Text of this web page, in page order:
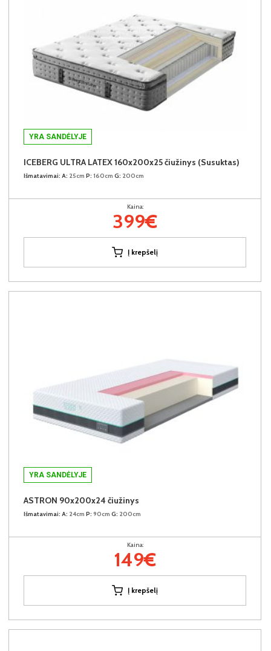
YRA SANDĖLYJE
ICEBERG ULTRA LATEX 160x200x25 čiužinys (Susuktas)
Išmatavimai: A: 25cm P: 160cm G: 200cm
Kaina:
399€
Į krepšelį
YRA SANDĖLYJE
ASTRON 90x200x24 čiužinys
Išmatavimai: A: 24cm P: 90cm G: 200cm
Kaina:
149€
Į krepšelį